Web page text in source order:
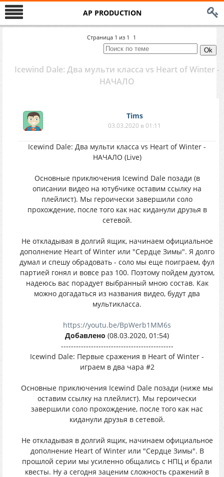
AP PRODUCTION
Страница 1 из 1 1
Icewind Dale: Два мульти класса vs Heart of Winter -
НАЧАЛО
Tims
03.03.2020 в 01:11
Icewind Dale: Два мульти класса vs Heart of Winter -
НАЧАЛО (Live)
Основные приключения Icewind Dale позади (в
описании видео на ютубчике оставим ссылку на
плейлист). Мы героически завершили соло
прохождение, после того как нас киданули друзья в
сетевой.
Не откладывая в долгий ящик, начинаем официальное
дополнение Heart of Winter или "Сердце Зимы". Я долго
думал и спешу обрадовать - соло мы еще поиграем, фул
партией гонял и вовсе раз 100. Поэтому пойдем дуэтом,
надеюсь вас порадует выбранный мною состав. Как
можно догадаться из названия видео, будут два
мультикласса.
https://youtu.be/BpWerb1MM6s
Добавлено (08.03.2020, 01:54)
---------------------------------------------
Icewind Dale: Первые сражения в Heart of Winter -
играем в два чара #2
Основные приключения Icewind Dale позади (ниже мы
оставим ссылку на плейлист). Мы героически
завершили соло прохождение, после того как нас
киданули друзья в сетевой.
Не откладывая в долгий ящик, начинаем официальное
дополнение Heart of Winter или "Сердце Зимы". В
прошлой серии мы усиленно общались с НПЦ и брали
квесты. Ну а сегодня заценим сложность сражений в